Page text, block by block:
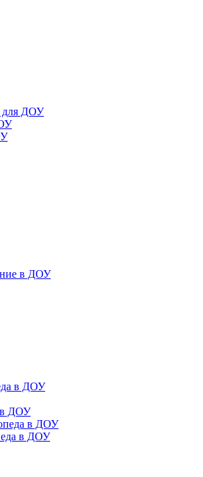
для ДОУ
в ДОУ
в ДОУ
в ДОУ
в ДОУ
в ДОУ